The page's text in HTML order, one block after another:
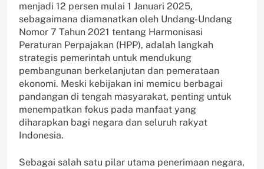
menjadi 12 persen mulai 1 Januari 2025,
sebagaimana diamanatkan oleh Undang-Undang
Nomor 7 Tahun 2021 tentang Harmonisasi
Peraturan Perpajakan (HPP), adalah langkah
strategis pemerintah untuk mendukung
pembangunan berkelanjutan dan pemerataan
ekonomi. Meski kebijakan ini memicu berbagai
pandangan di tengah masyarakat, penting untuk
menempatkan fokus pada manfaat yang
diharapkan bagi negara dan seluruh rakyat
Indonesia.
Sebagai salah satu pilar utama penerimaan negara,